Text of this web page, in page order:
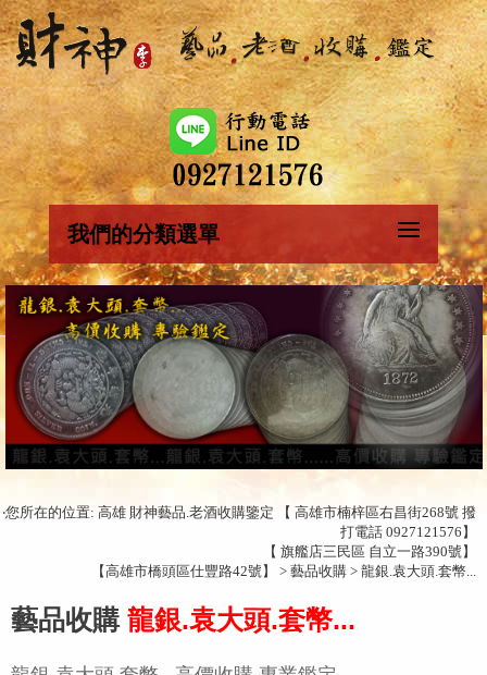
我們的分類選單
‧您所在的位置: 高雄 財神藝品.老酒收購鑒定 【 高雄市楠梓區右昌街268號 撥
打電話 0927121576】
【 旗艦店三民區 自立一路390號】
【高雄市橋頭區仕豐路42號】 > 藝品收購 > 龍銀.袁大頭.套幣...
藝品收購龍銀.袁大頭.套幣...